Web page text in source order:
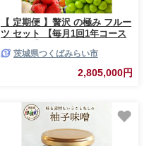
【 定期便 】贅沢 の極み フルー
ツ セット 【毎月1回1年コース
厳選！ 茨城県 厳選 定期 果物
くだもの 旬 上級品 極上 贅沢
極み ギフト プレゼント 贈り物
[BI231-NT]
茨城県つくばみらい市
2,805,000円